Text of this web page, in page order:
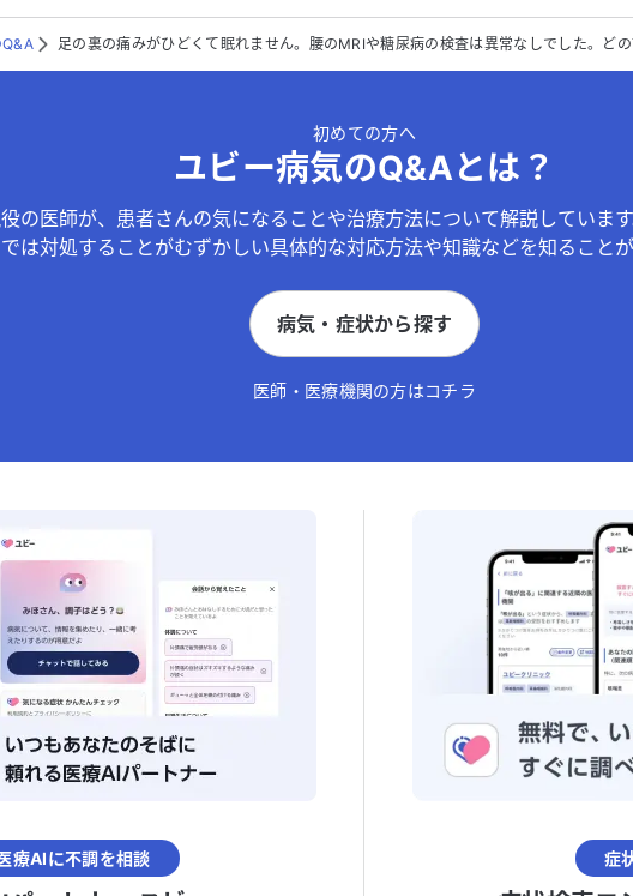
足の裏の痛みがひどくて眠れません。腰のMRIや糖尿病の検査は異常なしでした。ど
初めての方へ
ユビー病気のQ&Aとは？
の医師が、患者さんの気になることや治療方法について解説していま
では対処することがむずかしい具体的な対応方法や知識などを知ることが
病気・症状から探す
医師・医療機関の方はコチラ
療AIに不調を相談 症